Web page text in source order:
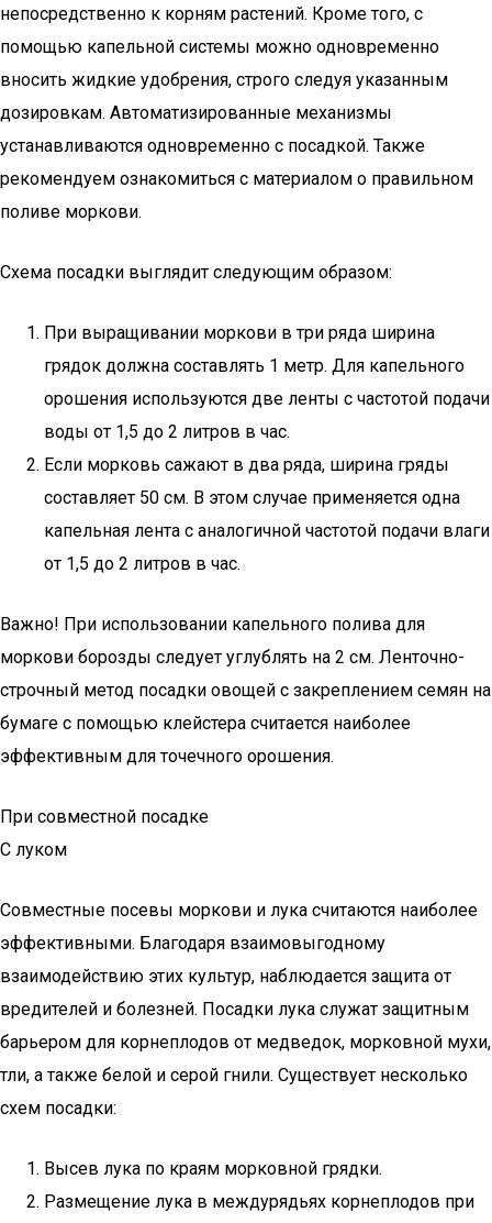
непосредственно к корням растений. Кроме того, с
помощью капельной системы можно одновременно
вносить жидкие удобрения, строго следуя указанным
дозировкам. Автоматизированные механизмы
устанавливаются одновременно с посадкой. Также
рекомендуем ознакомиться с материалом о правильном
поливе моркови.
Схема посадки выглядит следующим образом:
При выращивании моркови в три ряда ширина
грядок должна составлять 1 метр. Для капельного
орошения используются две ленты с частотой подачи
воды от 1,5 до 2 литров в час.
Если морковь сажают в два ряда, ширина гряды
составляет 50 см. В этом случае применяется одна
капельная лента с аналогичной частотой подачи влаги
от 1,5 до 2 литров в час.
Важно! При использовании капельного полива для
моркови борозды следует углублять на 2 см. Ленточно-
строчный метод посадки овощей с закреплением семян на
бумаге с помощью клейстера считается наиболее
эффективным для точечного орошения.
При совместной посадке
С луком
Совместные посевы моркови и лука считаются наиболее
эффективными. Благодаря взаимовыгодному
взаимодействию этих культур, наблюдается защита от
вредителей и болезней. Посадки лука служат защитным
барьером для корнеплодов от медведок, морковной мухи,
тли, а также белой и серой гнили. Существует несколько
схем посадки:
Высев лука по краям морковной грядки.
Размещение лука в междурядьях корнеплодов при